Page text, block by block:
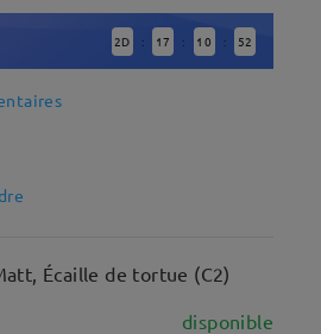
2D : 17 : 10 : 51
Écaille de tortue (C2)
disponible